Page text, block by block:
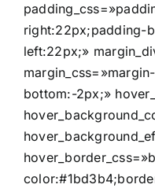
right:22px;padding-
left:22px;»
bottom:-2px;»